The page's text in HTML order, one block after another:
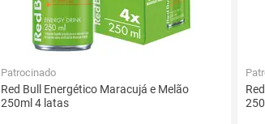
Patrocinado
Red Bull Energético Maracujá e Melão
250ml 4 latas